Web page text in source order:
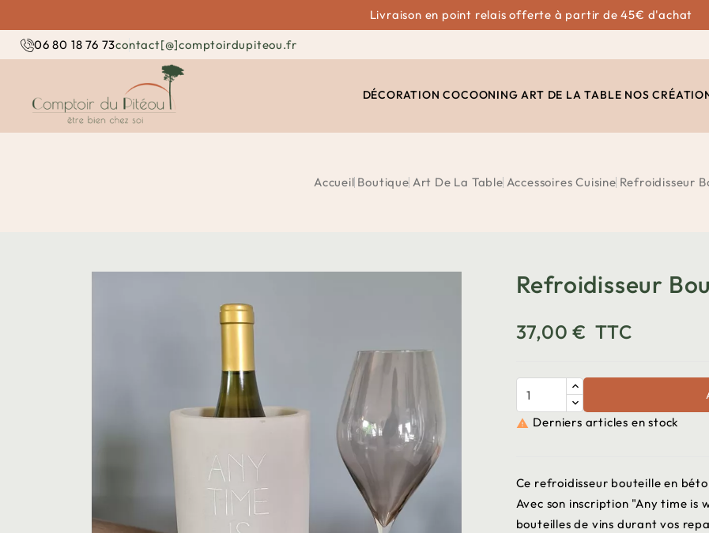
Livraison en point relais offerte à partir de 45€ d'achat
06 80 18 76 73contact[@]comptoirdupiteou.fr
DÉCORATION COCOONING ART DE LA TABLE NOS
Accueil Boutique Art De La Table Accessoires Cuisine Refroidisseur
Refroidisseur
37,00 € TTC
 Derniers articles en stock
Ce refroidisseur bouteille en
Avec son inscription "Any time
bouteilles de vins durant vos